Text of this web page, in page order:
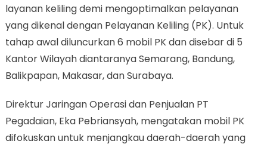
layanan keliling demi mengoptimalkan pelayanan
yang dikenal dengan Pelayanan Keliling (PK). Untuk
tahap awal diluncurkan 6 mobil PK dan disebar di 5
Kantor Wilayah diantaranya Semarang, Bandung,
Balikpapan, Makasar, dan Surabaya.
Direktur Jaringan Operasi dan Penjualan PT
Pegadaian, Eka Pebriansyah, mengatakan mobil PK
difokuskan untuk menjangkau daerah-daerah yang